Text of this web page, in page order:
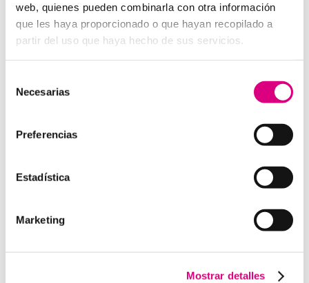
web, quienes pueden combinarla con otra información
que les haya proporcionado o que hayan recopilado a
partir del uso que haya hecho de sus servicios.
Necesarias
Preferencias
Estadística
Marketing
Mostrar detalles
flexibilidad en el aprovisionamiento de servicios, así
como la creación virtual de centrales telefónicas
virtuales dimensionadas a las necesidades de cada
cliente.
Enviar comentario
comentario.